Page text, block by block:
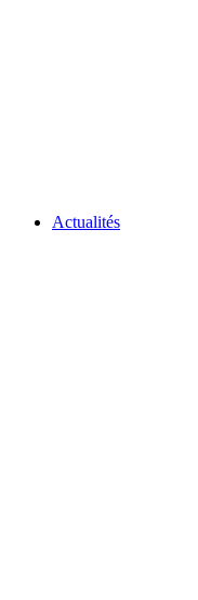
Actualités